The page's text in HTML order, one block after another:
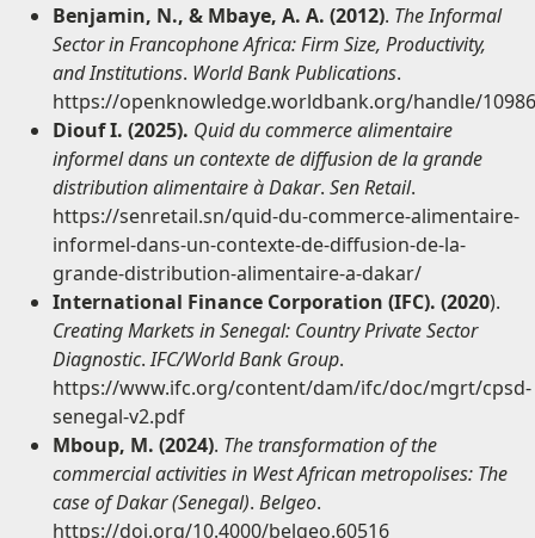
Benjamin, N., & Mbaye, A. A. (2012). The Informal
Sector in Francophone Africa: Firm Size, Productivity,
and Institutions. World Bank Publications.
https://openknowledge.worldbank.org/handle/
Diouf I. (2025). Quid du commerce alimentaire
informel dans un contexte de diffusion de la grande
distribution alimentaire à Dakar. Sen Retail.
https://senretail.sn/quid-du-commerce-alimentaire-
informel-dans-un-contexte-de-diffusion-de-la-
grande-distribution-alimentaire-a-dakar/
International Finance Corporation (IFC). (2020).
Creating Markets in Senegal: Country Private Sector
Diagnostic.IFC/World Bank Group.
https://www.ifc.org/content/dam/ifc/doc/mgrt/cpsd-
senegal-v2.pdf
Mboup, M. (2024). The transformation of the
commercial activities in West African metropolises: The
case of Dakar (Senegal). Belgeo.
https://doi.org/10.4000/belgeo.60516